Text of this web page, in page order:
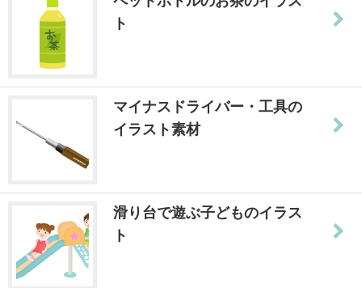
ト
マイナスドライバー・工具の
イラスト素材
滑り台で遊ぶ子どものイラス
ト